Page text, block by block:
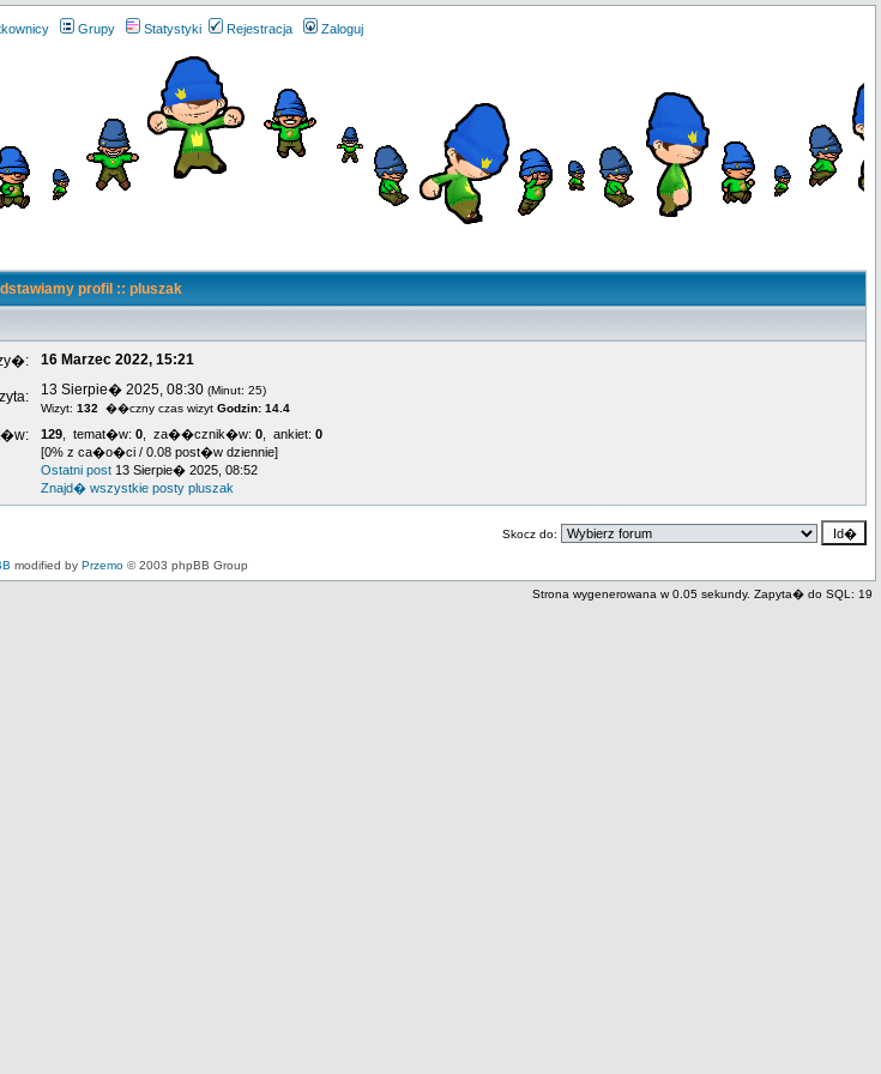
Grupy Statystyki Rejestracja Zaloguj
profil :: pluszak
16 Marzec 2022, 15:21
13 Sierpie� 2025, 08:30 (Minut: 25)
Wizyt: 132 ��czny czas wizyt Godzin: 14.4
129 , temat�w: 0 , za��cznik�w: 0 , ankiet: 0
[0% z ca�o�ci / 0.08 post�w dziennie]
Ostatni post 13 Sierpie� 2025, 08:52
Znajd� wszystkie posty pluszak
Skocz do:
modified by Przemo © 2003 phpBB Group
Strona wygenerowana w 0.05 sekundy. Zapyta� do SQL: 19